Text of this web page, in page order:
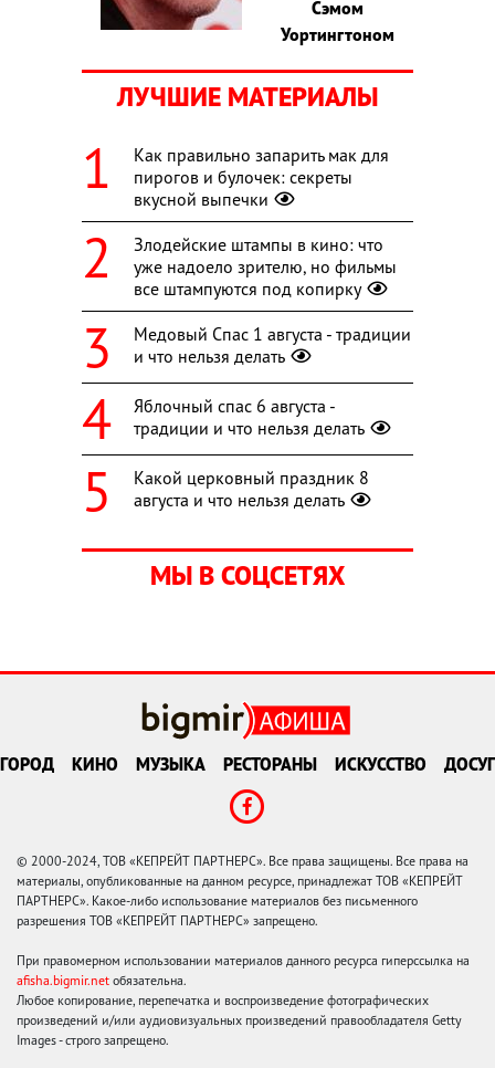
Сэмом
Уортингтоном
ЛУЧШИЕ МАТЕРИАЛЫ
Как правильно запарить мак для
пирогов и булочек: секреты
вкусной выпечки
Злодейские штампы в кино: что
уже надоело зрителю, но фильмы
все штампуются под копирку
Медовый Спас 1 августа - традиции
и что нельзя делать
Яблочный спас 6 августа -
традиции и что нельзя делать
Какой церковный праздник 8
августа и что нельзя делать
МЫ В СОЦСЕТЯХ
ГОРОД КИНО МУЗЫКА РЕСТОРАНЫ ИСКУССТВО ДОСУГ
© 2000-2024, ТОВ «КЕПРЕЙТ ПАРТНЕРС». Все права защищены. Все права на
материалы, опубликованные на данном ресурсе, принадлежат ТОВ «КЕПРЕЙТ
ПАРТНЕРС». Какое-либо использование материалов без письменного
разрешения ТОВ «КЕПРЕЙТ ПАРТНЕРС» запрещено.
При правомерном использовании материалов данного ресурса гиперссылка на
afisha.bigmir.net обязательна.
Любое копирование, перепечатка и воспроизведение фотографических
произведений и/или аудиовизуальных произведений правообладателя Getty
Images - строго запрещено.